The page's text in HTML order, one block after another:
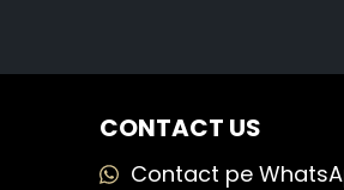
CONTACT US
Contact pe